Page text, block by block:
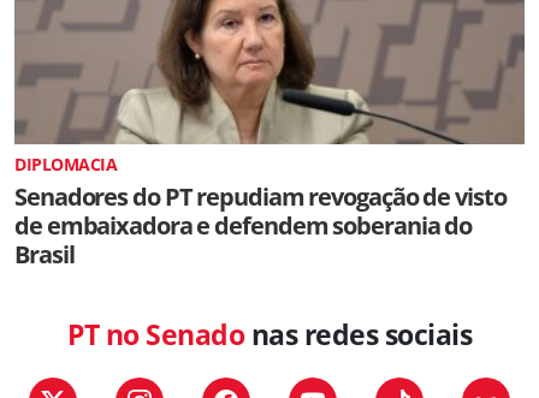
DIPLOMACIA
Senadores do PT repudiam revogação de visto
de embaixadora e defendem soberania do
Brasil
PT no Senadonas redes sociais